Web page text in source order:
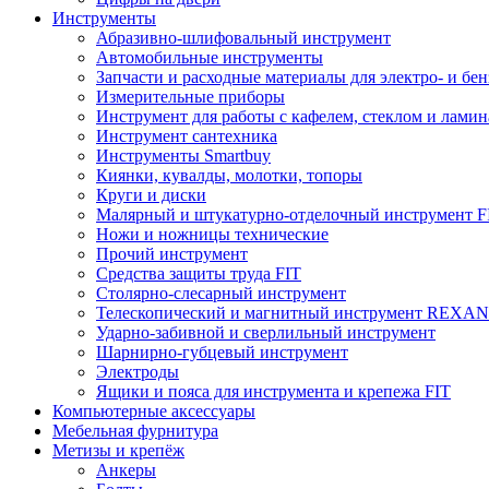
Инструменты
Абразивно-шлифовальный инструмент
Автомобильные инструменты
Запчасти и расходные материалы для электро- и
Измерительные приборы
Инструмент для работы с кафелем, стеклом и
Инструмент сантехника
Инструменты Smartbuy
Киянки, кувалды, молотки, топоры
Круги и диски
Малярный и штукатурно-отделочный инструмент
Ножи и ножницы технические
Прочий инструмент
Средства защиты труда FIT
Столярно-слесарный инструмент
Телескопический и магнитный инструмент
Ударно-забивной и сверлильный инструмент
Шарнирно-губцевый инструмент
Электроды
Ящики и пояса для инструмента и крепежа FIT
Компьютерные аксессуары
Мебельная фурнитура
Метизы и крепёж
Анкеры